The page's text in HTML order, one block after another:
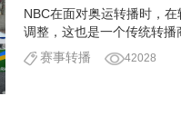
NBC在面对奥运转播时，
调整，这也是一个传统转
赛事转播
42028